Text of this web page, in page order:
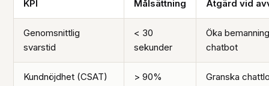
KPI Målsättning Åtgärd vid
Genomsnittlig
svarstid
< 30
sekunder
Öka
chatbot
Kundnöjdhet (CSAT) > 90%
Granska